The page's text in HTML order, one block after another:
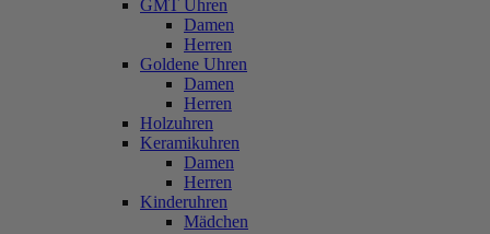
GMT Uhren
Damen
Herren
Goldene Uhren
Damen
Herren
Holzuhren
Keramikuhren
Damen
Herren
Kinderuhren
Mädchen